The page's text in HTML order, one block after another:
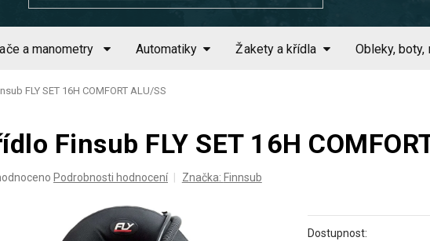
a manometry Automatiky Žakety a křídla Obleky, boty,
FLY SET 16H COMFORT ALU/SS
Finsub FLY SET 16H
Podrobnosti hodnocení Značka: Finnsub
Dostupnost: